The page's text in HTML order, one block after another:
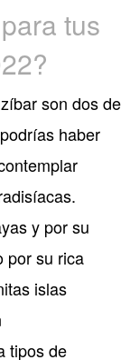
tus
son dos de
haber
y por su
por su rica
islas
tipos de